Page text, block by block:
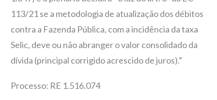
113/21 se a metodologia de atualização dos débitos
contra a Fazenda Pública, com a incidência da taxa
Selic, deve ou não abranger o valor consolidado da
dívida (principal corrigido acrescido de juros).”
Processo: RE 1.516.074